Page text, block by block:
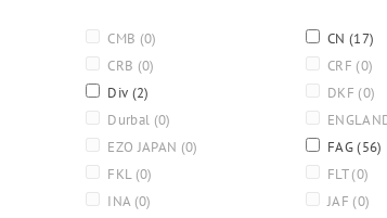
CMB (0) CN(17)
CRB (0) CRF (0)
Div (2) DKF (0)
Durbal (0)
EZO JAPAN (0) FAG(56)
FKL (0) FLT(0)
INA (0) JAF (0)